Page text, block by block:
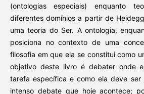
(ontologias especiais) enquanto
diferentes domínios a partir de
uma teoria do Ser. A ontologia,
posiciona no contexto de uma
filosofia em que ela se constitui como
objetivo deste livro é debater onde
tarefa específica e como ela deve
intenso debate que hoje acontece;